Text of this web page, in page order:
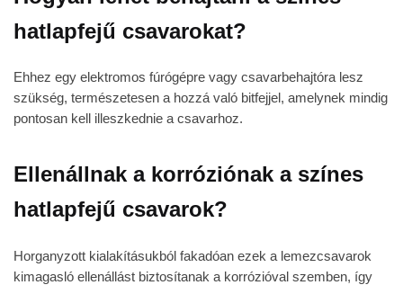
hatlapfejű csavarokat?
Ehhez egy elektromos fúrógépre vagy csavarbehajtóra lesz
szükség, természetesen a hozzá való bitfejjel, amelynek mindig
pontosan kell illeszkednie a csavarhoz.
Ellenállnak a korróziónak a színes
hatlapfejű csavarok?
Horganyzott kialakításukból fakadóan ezek a lemezcsavarok
kimagasló ellenállást biztosítanak a korrózióval szemben, így